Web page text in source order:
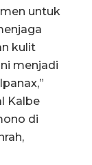
untuk
kulit
menjadi
Kalbe
di